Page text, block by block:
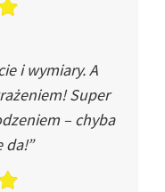
i wymiary. A
Super
– chyba
da!”